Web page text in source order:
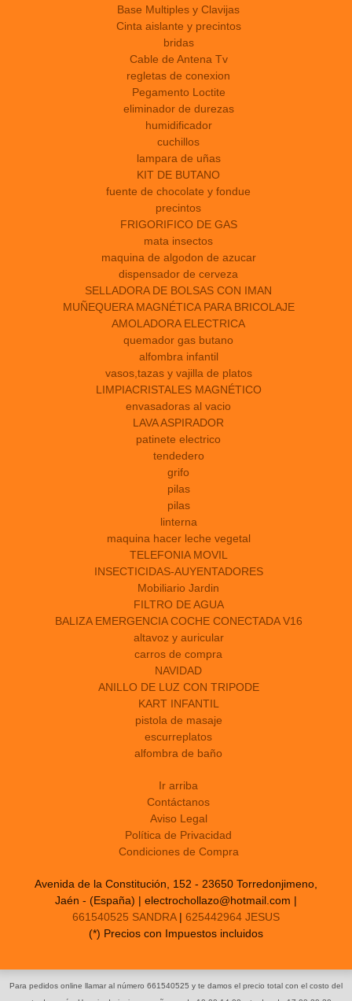
Base Multiples y Clavijas
Cinta aislante y precintos
bridas
Cable de Antena Tv
regletas de conexion
Pegamento Loctite
eliminador de durezas
humidificador
cuchillos
lampara de uñas
KIT DE BUTANO
fuente de chocolate y fondue
precintos
FRIGORIFICO DE GAS
mata insectos
maquina de algodon de azucar
dispensador de cerveza
SELLADORA DE BOLSAS CON IMAN
MUÑEQUERA MAGNÉTICA PARA BRICOLAJE
AMOLADORA ELECTRICA
quemador gas butano
alfombra infantil
vasos,tazas y vajilla de platos
LIMPIACRISTALES MAGNÉTICO
envasadoras al vacio
LAVA ASPIRADOR
patinete electrico
tendedero
grifo
pilas
pilas
linterna
maquina hacer leche vegetal
TELEFONIA MOVIL
INSECTICIDAS-AUYENTADORES
Mobiliario Jardin
FILTRO DE AGUA
BALIZA EMERGENCIA COCHE CONECTADA V16
altavoz y auricular
carros de compra
NAVIDAD
ANILLO DE LUZ CON TRIPODE
KART INFANTIL
pistola de masaje
escurreplatos
alfombra de baño
Ir arriba
Contáctanos
Aviso Legal
Política de Privacidad
Condiciones de Compra
Avenida de la Constitución, 152 - 23650 Torredonjimeno,
Jaén - (España) | electrochollazo@hotmail.com |
661540525 SANDRA| 625442964 JESUS
(*) Precios con Impuestos incluidos
Para pedidos online llamar al número 661540525 y te damos el precio total con el costo del